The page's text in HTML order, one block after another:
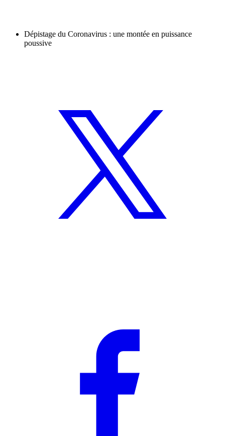
Dépistage du Coronavirus : une montée en puissance
poussive